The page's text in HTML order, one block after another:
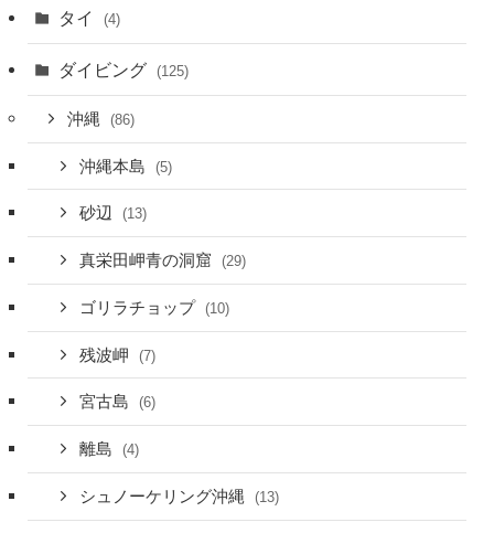
タイ (4)
ダイビング (125)
沖縄 (86)
沖縄本島 (5)
砂辺 (13)
真栄田岬青の洞窟 (29)
ゴリラチョップ (10)
残波岬 (7)
宮古島 (6)
離島 (4)
シュノーケリング沖縄 (13)